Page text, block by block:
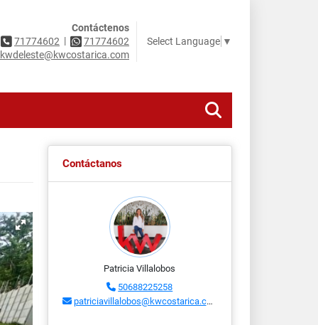
Contáctenos
71774602 |
71774602
kwdeleste@kwcostarica.com
Select Language ▼
Contáctanos
Patricia Villalobos
50688225258
patriciavillalobos@kwcostarica.com